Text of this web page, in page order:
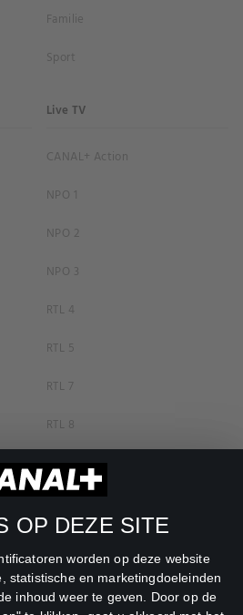
OP DEZE SITE
worden op deze website
statistische en marketingdoeleinden
inhoud weer te geven. Door op de
Familie
Sport
Live TV
CANAL+ Action
NPO 1
NPO 2
NPO 3
RTL 4
RTL 5
RTL 7
RTL 8
RTL Z
SBS6
Veronica